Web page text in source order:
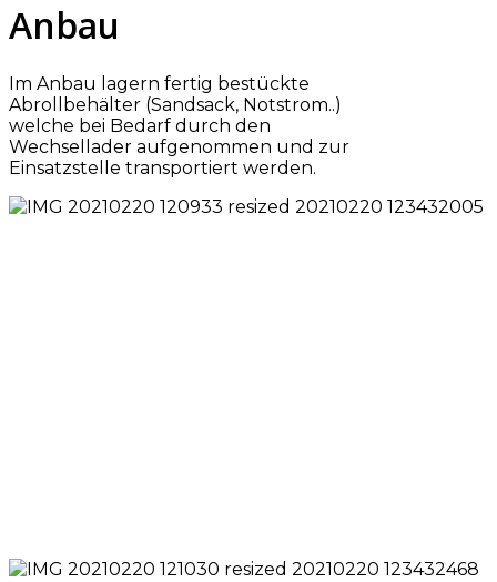
Anbau
Im Anbau lagern fertig bestückte
Abrollbehälter (Sandsack, Notstrom..)
welche bei Bedarf durch den
Wechsellader aufgenommen und zur
Einsatzstelle transportiert werden.